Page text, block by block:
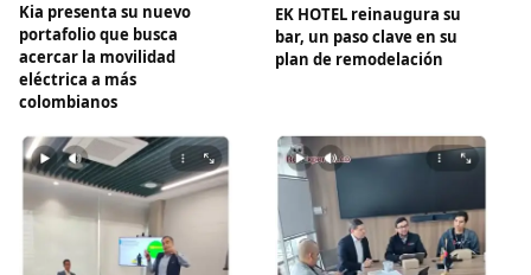
Kia presenta su nuevo
portafolio que busca
acercar la movilidad
eléctrica a más
colombianos
EK HOTEL reinaugura su
bar, un paso clave en su
plan de remodelación